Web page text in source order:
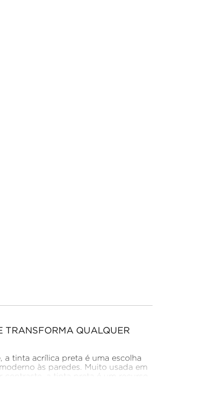
TRANSFORMA QUALQUER
tinta acrílica preta é uma escolha
às paredes. Muito usada em
a tinta preta é um recurso
explorar.